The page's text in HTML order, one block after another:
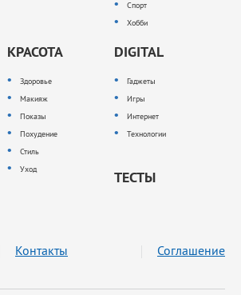
Спорт
Хобби
КРАСОТА
Здоровье
Макияж
Показы
Похудение
Стиль
Уход
DIGITAL
Гаджеты
Игры
Интернет
Технологии
ТЕСТЫ
Контакты Соглашение